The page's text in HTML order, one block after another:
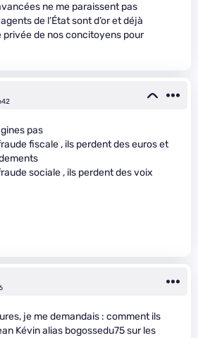
ne me paraissent pas
de l’État sont d’or et déjà
privée de nos concitoyens pour
pas
fiscale , ils perdent des euros et
sociale , ils perdent des voix
je me demandais : comment ils
Kévin alias bogossedu75 sur les